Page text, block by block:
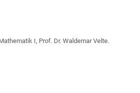
I, Prof. Dr. Waldemar Velte.